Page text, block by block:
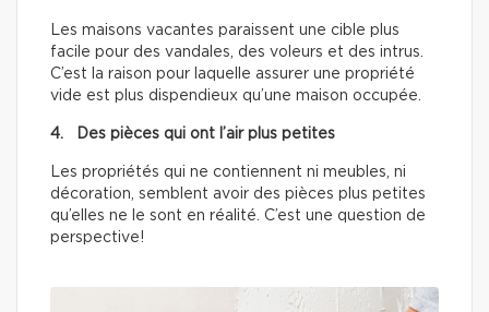
Les maisons vacantes paraissent une cible plus
facile pour des vandales, des voleurs et des intrus.
C’est la raison pour laquelle assurer une propriété
vide est plus dispendieux qu’une maison occupée.
4. Des pièces qui ont l’air plus petites
Les propriétés qui ne contiennent ni meubles, ni
décoration, semblent avoir des pièces plus petites
qu’elles ne le sont en réalité. C’est une question de
perspective!